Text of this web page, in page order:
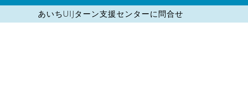
あいちUIJターン支援センターに問合せ